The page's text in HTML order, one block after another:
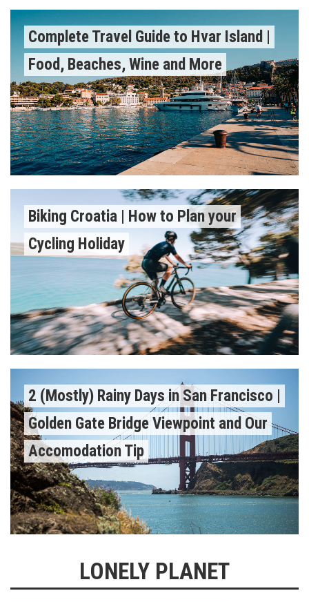
Complete Travel Guide to Hvar Island |
Food, Beaches, Wine and More
Biking Croatia | How to Plan your
Cycling Holiday
2 (Mostly) Rainy Days in San Francisco |
Golden Gate Bridge Viewpoint and Our
Accomodation Tip
LONELY PLANET